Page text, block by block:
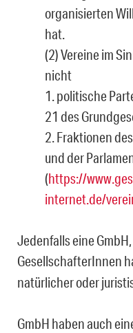
organisierten
hat.
(2) Vereine im
nicht
1. politische
21 des
2. Fraktionen
und der
(https://
internet.de/
Jedenfalls eine
GesellschafterInnen
natürlicher oder
GmbH haben auch